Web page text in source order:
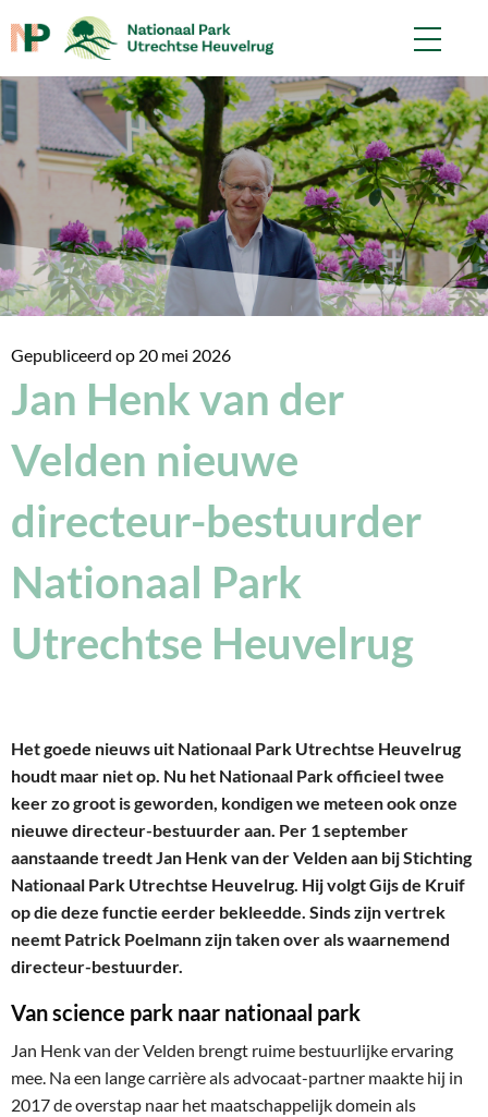
Gepubliceerd op 20 mei 2026
Jan Henk van der
Velden nieuwe
directeur-bestuurder
Nationaal Park
Utrechtse Heuvelrug
Het goede nieuws uit Nationaal Park Utrechtse Heuvelrug
houdt maar niet op. Nu het Nationaal Park officieel twee
keer zo groot is geworden, kondigen we meteen ook onze
nieuwe directeur-bestuurder aan. Per 1 september
aanstaande treedt Jan Henk van der Velden aan bij Stichting
Nationaal Park Utrechtse Heuvelrug. Hij volgt Gijs de Kruif
op die deze functie eerder bekleedde. Sinds zijn vertrek
neemt Patrick Poelmann zijn taken over als waarnemend
directeur-bestuurder.
Vanscience park naar nationaal park
Jan Henk van der Velden brengt ruime bestuurlijke ervaring
mee. Na een lange carrière als advocaat-partner maakte hij in
2017 de overstap naar het maatschappelijk domein als